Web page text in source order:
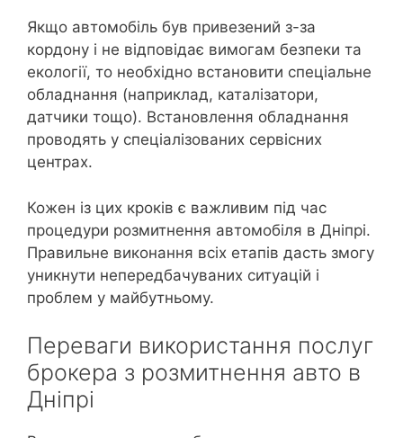
Якщо автомобіль був привезений з-за
кордону і не відповідає вимогам безпеки та
екології, то необхідно встановити спеціальне
обладнання (наприклад, каталізатори,
датчики тощо). Встановлення обладнання
проводять у спеціалізованих сервісних
центрах.
Кожен із цих кроків є важливим під час
процедури розмитнення автомобіля в Дніпрі.
Правильне виконання всіх етапів дасть змогу
уникнути непередбачуваних ситуацій і
проблем у майбутньому.
Переваги використання послуг
брокера з розмитнення авто в
Дніпрі